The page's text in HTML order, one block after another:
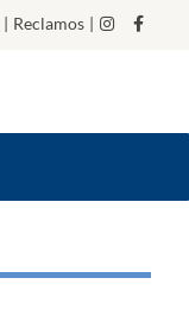
| Reclamos |